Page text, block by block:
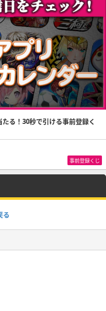
る！30秒で引ける事前登録く
事前登録くじ
る